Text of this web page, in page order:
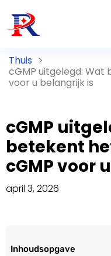
Thuis >
cGMP uitgelegd: Wat
voor u belangrijk is
cGMP
betekent
cGMP voor
april 3, 2026
Inhoudsopgave